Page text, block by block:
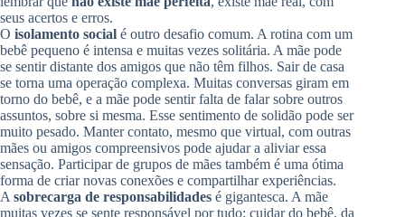
seus acertos e erros.
O isolamento social é outro desafio comum. A rotina com um
bebê pequeno é intensa e muitas vezes solitária. A mãe pode
se sentir distante dos amigos que não têm filhos. Sair de casa
se torna uma operação complexa. Muitas conversas giram em
torno do bebê, e a mãe pode sentir falta de falar sobre outros
assuntos, sobre si mesma. Esse sentimento de solidão pode ser
muito pesado. Manter contato, mesmo que virtual, com outras
mães ou amigos compreensivos pode ajudar a aliviar essa
sensação. Participar de grupos de mães também é uma ótima
forma de criar novas conexões e compartilhar experiências.
A sobrecarga de responsabilidades é gigantesca. A mãe
muitas vezes se sente responsável por tudo: cuidar do bebê, da